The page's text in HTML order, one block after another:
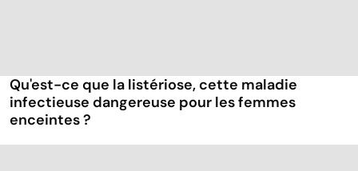
Qu'est-ce que la listériose, cette maladie
infectieuse dangereuse pour les femmes
enceintes ?